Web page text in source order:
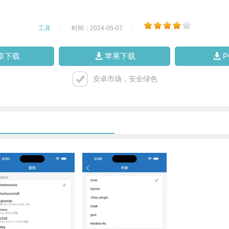
工具 时间：2024-05-07
下载 苹果下载
安卓市场，安全绿色